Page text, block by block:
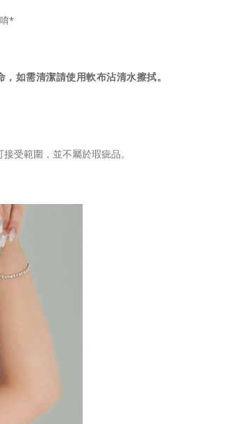
*
如需清潔請使用軟布沾清水擦拭。
受範圍，並不屬於瑕疵品。